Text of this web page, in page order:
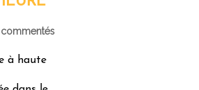
commentés
à haute